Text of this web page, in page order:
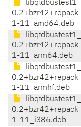
libqtdbustest1_
0.2+bzr42+repack
1-11_amd64.deb
libqtdbustest1_
0.2+bzr42+repack
1-11_arm64.deb
libqtdbustest1_
0.2+bzr42+repack
1-11_armhf.deb
libqtdbustest1_
0.2+bzr42+repack
1-11_i386.deb